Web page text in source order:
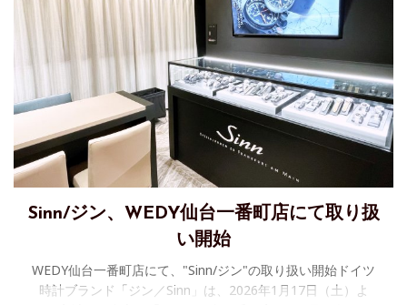
Sinn/ジン、WEDY仙台一番町店にて取り扱
い開始
WEDY仙台一番町店にて、"Sinn/ジン"の取り扱い開始ドイツ
時計ブランド「ジン／Sinn」は、2026年1月17日（土）よ